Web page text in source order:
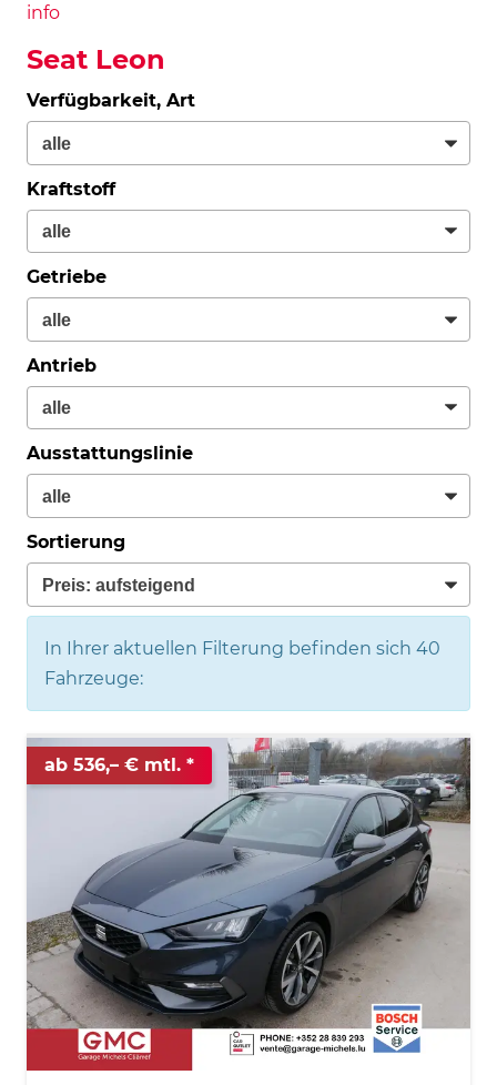
info
Seat Leon
Verfügbarkeit, Art
Kraftstoff
Getriebe
Antrieb
Ausstattungslinie
Sortierung
In Ihrer aktuellen Filterung befinden sich 40
Fahrzeuge:
ab 536,– € mtl.